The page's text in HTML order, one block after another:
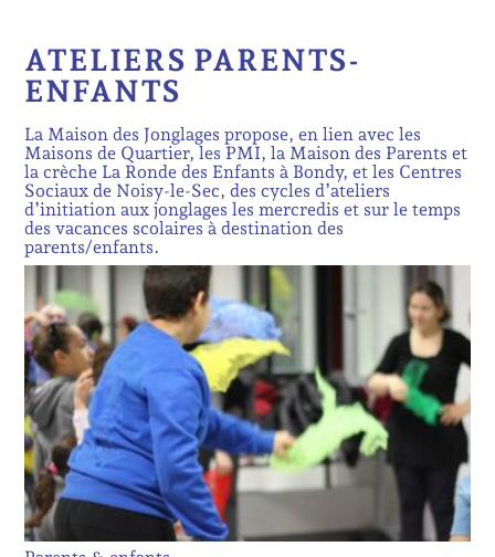
ATELIERS PARENTS-
ENFANTS
La Maison des Jonglages propose, en lien avec les
Maisons de Quartier, les PMI, la Maison des Parents et
la crèche La Ronde des Enfants à Bondy, et les Centres
Sociaux de Noisy-le-Sec, des cycles d’ateliers
d’initiation aux jonglages les mercredis et sur le temps
des vacances scolaires à destination des
parents/enfants.